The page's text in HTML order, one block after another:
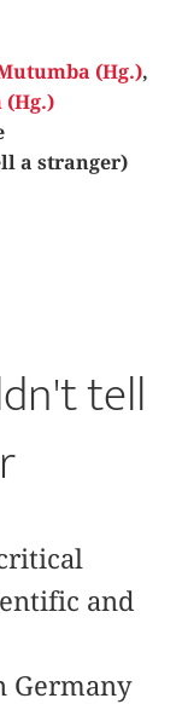
(Hg.),
a stranger)
tell
and
Germany